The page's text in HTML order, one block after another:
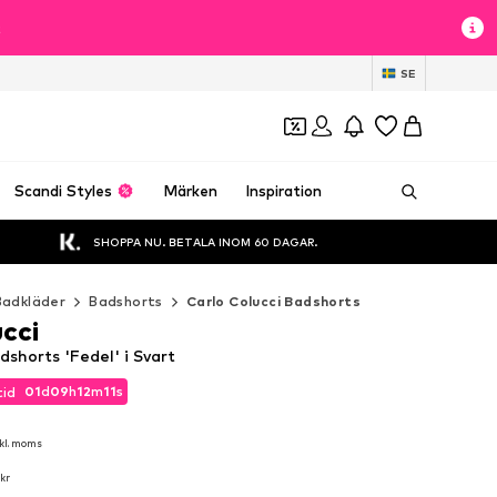
SE
Scandi Styles Märken Inspiration
SHOPPA NU. BETALA INOM 60 DAGAR.
Badshorts Carlo Colucci Badshorts
01d09h12m09
moms
kr
01d09h12m09s
moms
'Fedel' i Svart